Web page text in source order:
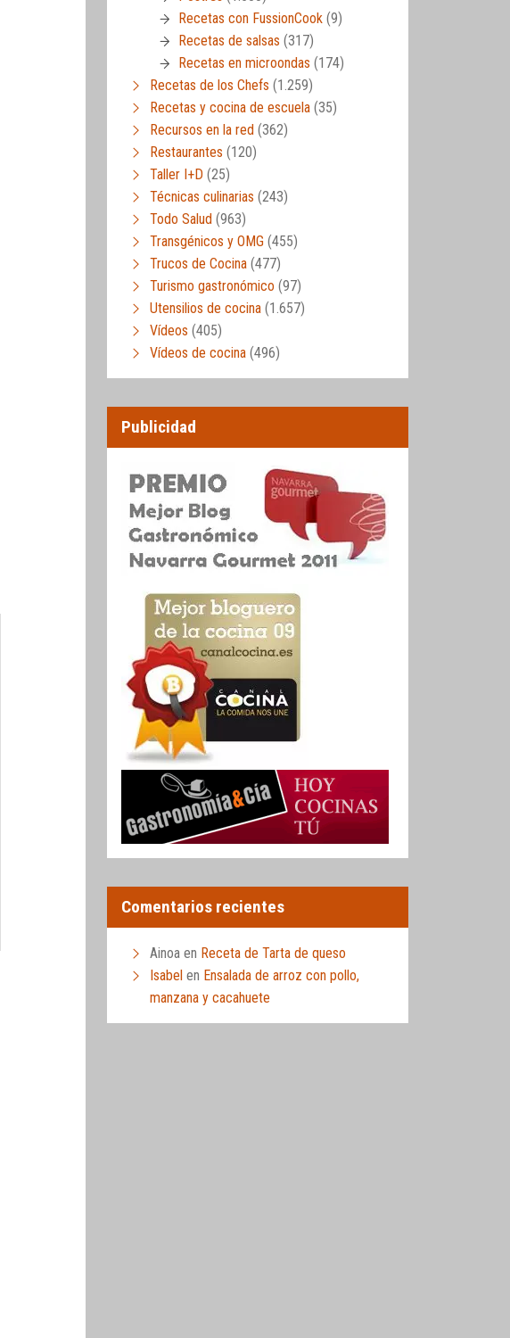
Recetas con FussionCook (9)
Recetas de salsas (317)
Recetas en microondas (174)
Recetas de los Chefs (1.259)
Recetas y cocina de escuela (35)
Recursos en la red (362)
Restaurantes (120)
Taller I+D (25)
Técnicas culinarias (243)
Todo Salud (963)
Transgénicos y OMG (455)
Trucos de Cocina (477)
Turismo gastronómico (97)
Utensilios de cocina (1.657)
Vídeos (405)
Vídeos de cocina (496)
Publicidad
Comentarios recientes
Ainoa en Receta de Tarta de queso
Isabel en Ensalada de arroz con pollo,
manzana y cacahuete